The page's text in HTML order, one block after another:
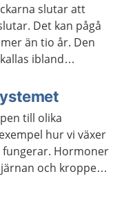
slutar att
Det kan pågå
än tio år. Den
ibland
till olika
hur vi växer
Hormoner
och kroppen